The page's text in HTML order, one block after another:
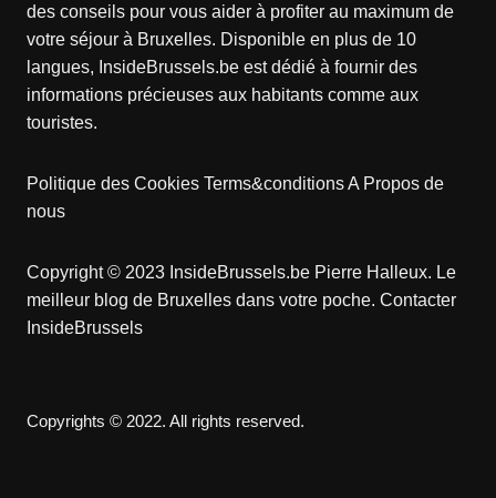
des conseils pour vous aider à profiter au maximum de
votre séjour à Bruxelles. Disponible en plus de 10
langues, InsideBrussels.be est dédié à fournir des
informations précieuses aux habitants comme aux
touristes.
Politique des Cookies Terms&conditionsA Propos de
nous
Copyright © 2023 InsideBrussels.be Pierre Halleux. Le
meilleur blog de Bruxelles dans votre poche. Contacter
InsideBrussels
Copyrights © 2022. All rights reserved.